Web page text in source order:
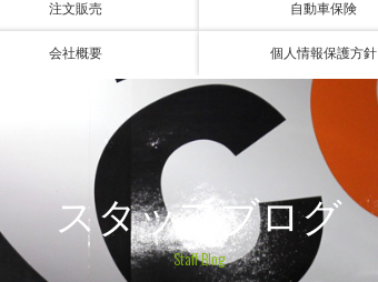
注文販売 自動車保険
会社概要 個人情報保護方針
スタッフブログ
Staff Blog